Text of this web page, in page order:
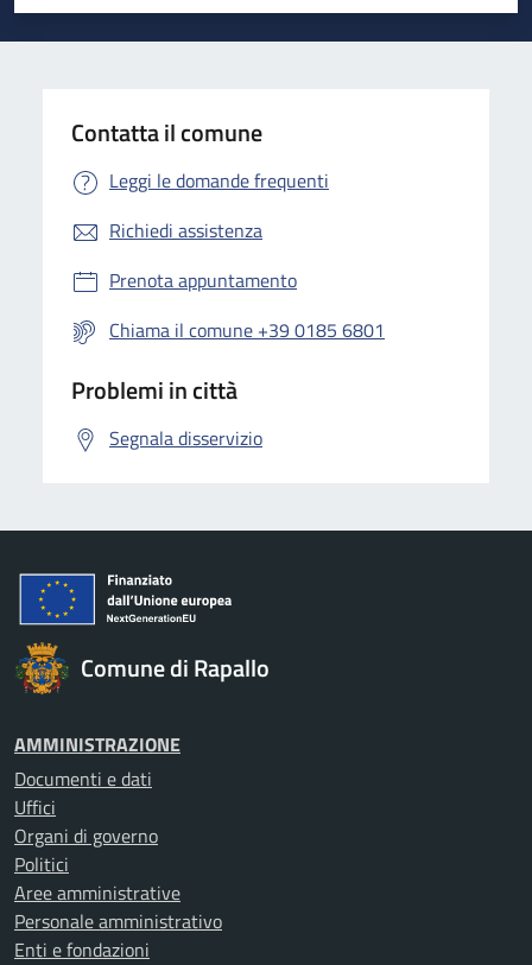
Valuta 5 stelle su 5
Valuta 4 stelle su 5
Valuta 3 stelle su 5
Valuta 2 stelle su 5
Valuta 1 stelle su 5
Contatta il comune
Leggi le domande frequenti
Richiedi assistenza
Prenota appuntamento
Chiama il comune +39 0185 6801
Problemi in città
Segnala disservizio
Comune di Rapallo
AMMINISTRAZIONE
Documenti e dati
Uffici
Organi di governo
Politici
Aree amministrative
Personale amministrativo
Enti e fondazioni